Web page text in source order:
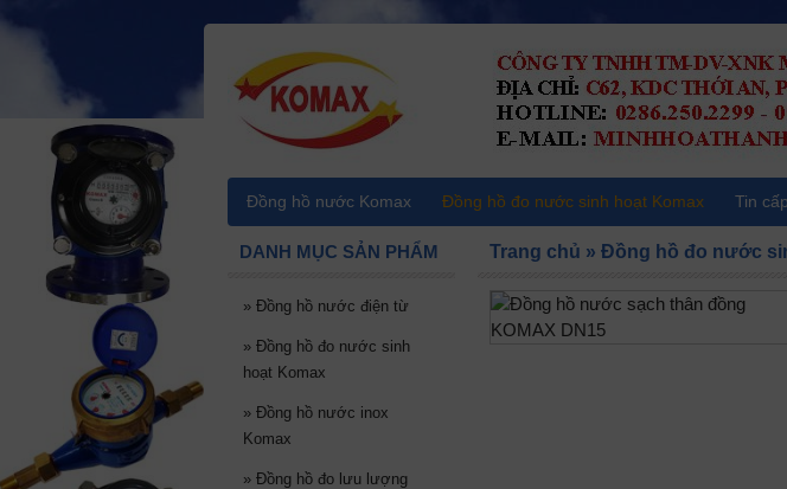
Trang chủ »Đồng hồ đo nước
DANH MỤC SẢN PHẨM
» Đồng hồ nước điện từ
» Đồng hồ đo nước sinh
hoạt Komax
» Đồng hồ nước inox
Komax
» Đồng hồ đo lưu lượng
Đồng hồ nước Komax Đồng hồ đo nước sinh hoạt Komax Tin